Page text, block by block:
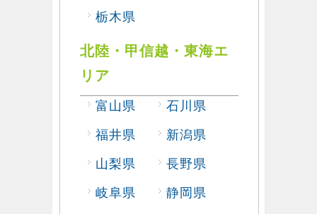
栃木県
北陸・甲信越・東海エ
リア
富山県 石川県
福井県 新潟県
山梨県 長野県
岐阜県 静岡県